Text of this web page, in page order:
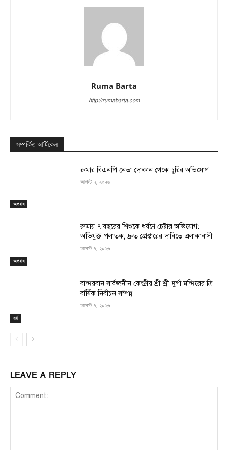
Ruma Barta
http://rumabarta.com
সম্পর্কিত আর্টিকেল
অপরাধ
রুমার বিএনপি নেতা দোকান থেকে চুরির অভিযোগ
আগস্ট ৭, ২০২৬
অপরাধ
রুমায় ৭ বছরের শিশুকে ধর্ষণে চেষ্টার অভিযোগ:
অভিযুক্ত পলাতক, দ্রুত গ্রেপ্তারের দাবিতে এলাকাবাসী
আগস্ট ৭, ২০২৬
ধর্ম
বান্দরবান সার্বজনীন কেন্দ্রীয় শ্রী শ্রী দুর্গা মন্দিরের ত্রি
বার্ষিক নির্বাচন সম্পন্ন
আগস্ট ৭, ২০২৬
LEAVE A REPLY